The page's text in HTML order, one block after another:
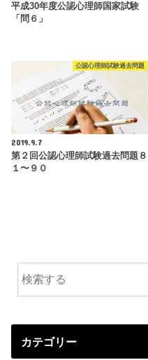
平成30年度公認心理師国家試験
「問６」
公認心理師試験過去問題
2019.9.7
第２回公認心理師試験過去問題８
１〜９０
カテゴリー